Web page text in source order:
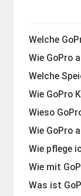
Welche
Wie GoPro
Welche
Wie GoPro
Wieso
Wie GoPro
Wie pflege
Wie mit
Was ist